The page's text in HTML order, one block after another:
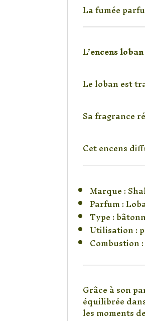
La fumée
Dans
L’encens loban
Le loban est
Sa fragrance
Cet encens
Marque :
Parfum :
Type :
Utilisation :
Combustion
Un
Grâce à son
équilibrée
les moments